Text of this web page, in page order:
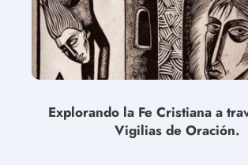
Explorando la Fe Cristiana a
Vigilias de Oración.